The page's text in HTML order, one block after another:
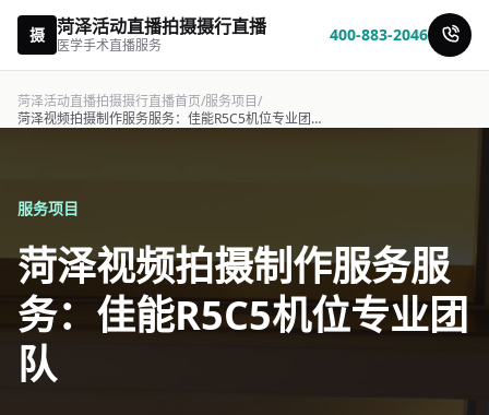
摄 菏泽活动直播拍摄摄行直播
医学手术直播服务
400-883-2046
菏泽活动直播拍摄摄行直播首页/服务项目/
菏泽视频拍摄制作服务服务：佳能R5C5机位专业团队-摄行直播
服务项目
菏泽视频拍摄制作服务服
务：佳能R5C5机位专业团
队